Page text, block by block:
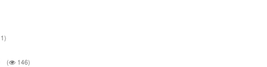
( 146)